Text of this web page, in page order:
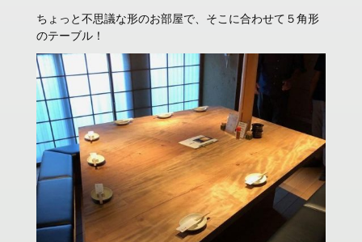
ちょっと不思議な形のお部屋で、そこに合わせて５角形
のテーブル！